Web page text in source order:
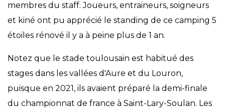
membres du staff. Joueurs, entraineurs, soigneurs
et kiné ont pu apprécié le standing de ce camping 5
étoiles rénové il y a à peine plus de 1 an.
Notez que le stade toulousain est habitué des
stages dans les vallées d'Aure et du Louron,
puisque en 2021, ils avaient préparé la demi-finale
du championnat de france à Saint-Lary-Soulan. Les